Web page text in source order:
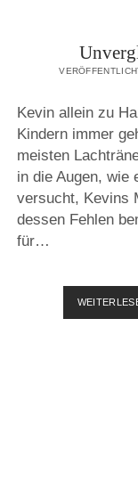
Kevin allein zu
Kindern immer
meisten
in die Augen, wie
versucht, Kevins
dessen Fehlen
für…